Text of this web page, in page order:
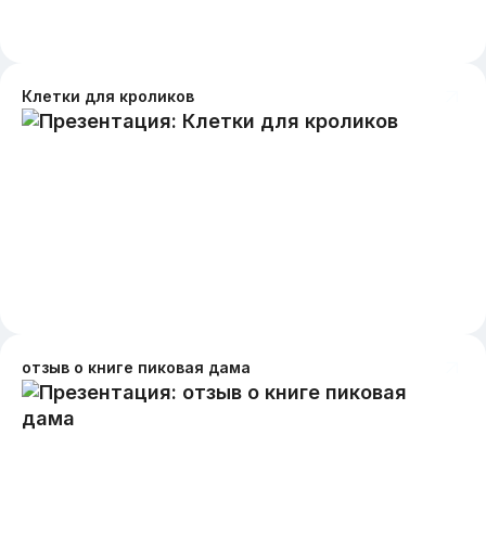
Клетки для кроликов
отзыв о книге пиковая дама